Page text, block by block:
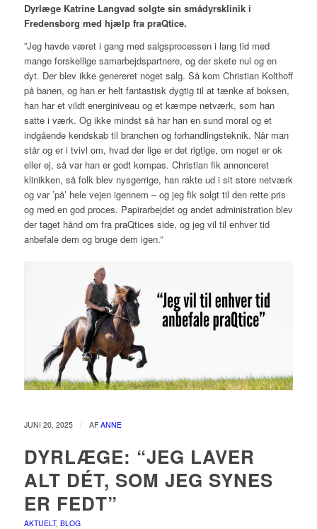
Dyrlæge Katrine Langvad solgte sin smådyrsklinik i
Fredensborg med hjælp fra praQtice.
”Jeg havde været i gang med salgsprocessen i lang tid med
mange forskellige samarbejdspartnere, og der skete nul og en
dyt. Der blev ikke genereret noget salg. Så kom Christian Kolthoff
på banen, og han er helt fantastisk dygtig til at tænke af boksen,
han har et vildt energiniveau og et kæmpe netværk, som han
satte i værk. Og ikke mindst så har han en sund moral og et
indgående kendskab til branchen og forhandlingsteknik. Når man
står og er i tvivl om, hvad der lige er det rigtige, om noget er ok
eller ej, så var han er godt kompas. Christian fik annonceret
klinikken, så folk blev nysgerrige, han rakte ud i sit store netværk
og var ’på’ hele vejen igennem – og jeg fik solgt til den rette pris
og med en god proces. Papirarbejdet og andet administration blev
der taget hånd om fra praQtices side, og jeg vil til enhver tid
anbefale dem og bruge dem igen.”
JUNI 20, 2025 / AF ANNE
DYRLÆGE: “JEG LAVER
ALT DÉT, SOM JEG SYNES
ER FEDT”
AKTUELT, BLOG